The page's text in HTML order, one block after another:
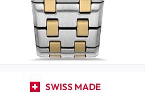
SWISS MADE